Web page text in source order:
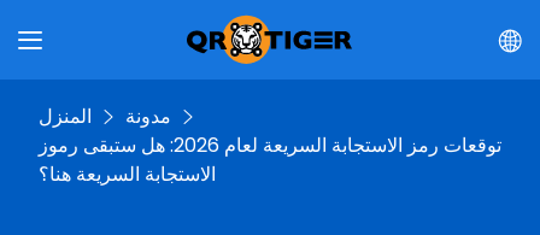
المنزل
مدونة
توقعات رمز الاستجابة السريعة لعام 2026: هل ستبقى رموز
الاستجابة السريعة هنا؟